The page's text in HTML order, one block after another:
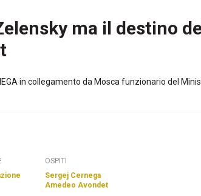
ma il destino
in collegamento da Mosca funzionario del
OSPITI
Sergej Cernega
Amedeo Avondet